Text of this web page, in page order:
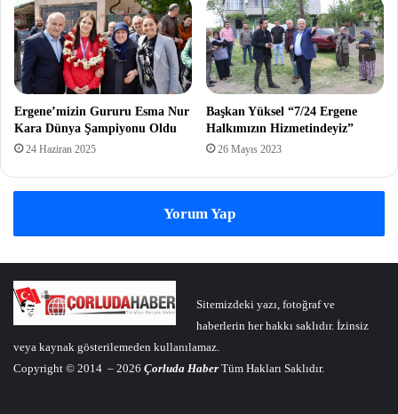
Ergene’mizin Gururu Esma Nur
Kara Dünya Şampiyonu Oldu
24 Haziran 2025
Başkan Yüksel “7/24 Ergene
Halkımızın Hizmetindeyiz”
26 Mayıs 2023
Yorum Yap
Sitemizdeki yazı, fotoğraf ve
haberlerin her hakkı saklıdır. İzinsiz
veya kaynak gösterilemeden kullanılamaz.
Copyright © 2014 – 2026 Çorluda Haber Tüm Hakları Saklıdır.